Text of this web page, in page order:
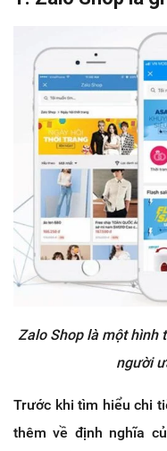
Zalo Shop là một hình
người
Trước khi tìm hiểu chi
thêm về định nghĩa